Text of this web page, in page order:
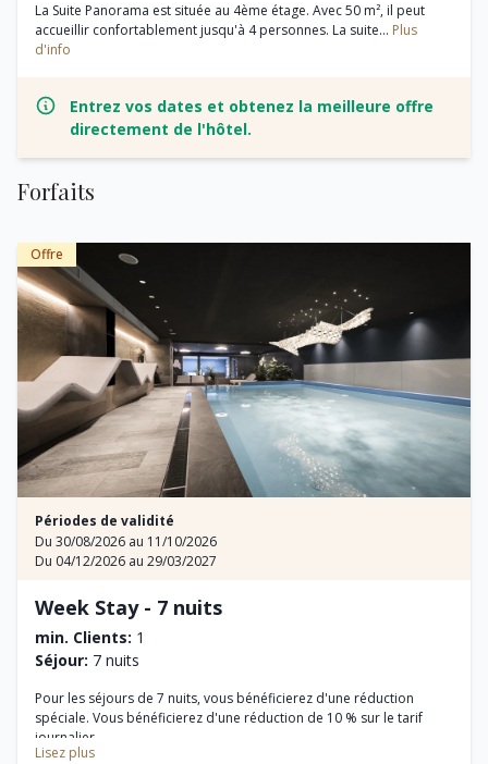
La Suite Panorama est située au 4ème étage. Avec 50 m², il peut
accueillir confortablement jusqu'à 4 personnes. La suite... Plus
d'info
Entrez vos dates et obtenez la meilleure offre
directement de l'hôtel.
Forfaits
Offre
Périodes de validité
Du 30/08/2026 au 11/10/2026
Du 04/12/2026 au 29/03/2027
Week Stay - 7 nuits
min. Clients: 1
Séjour: 7 nuits
Pour les séjours de 7 nuits, vous bénéficierez d'une réduction
spéciale. Vous bénéficierez d'une réduction de 10 % sur le tarif
journalier.
Lisez plus